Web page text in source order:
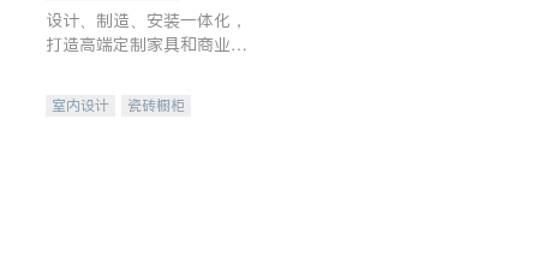
设计、制造、安装一体化，
打造高端定制家具和商业空
室内设计
瓷砖橱柜